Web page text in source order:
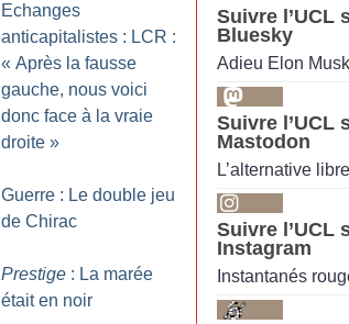
Echanges
anticapitalistes : LCR :
« Après la fausse
gauche, nous voici
donc face à la vraie
droite »
Guerre : Le double jeu
de Chirac
Prestige : La marée
était en noir
Suivre l’UCL
Bluesky
Adieu Elon Musk
Suivre l’UCL
Mastodon
L’alternative
Suivre l’UCL
Instagram
Instantanés